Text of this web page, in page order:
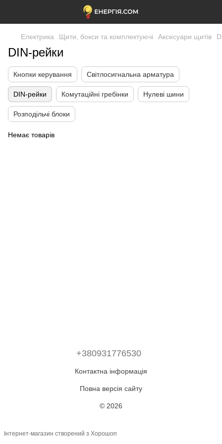
Електрика Щити, бокси та комплектуючі Аксесуари щитів
DIN-рейки
Кнопки керування Світлосигнальна арматура
DIN-рейки Комутаційні гребінки Нулеві шини
Розподільчі блоки
Немає товарів
+380931776530
Контактна інформація
Повна версія сайту
© 2026
Інтернет-магазин створений з Хорошоп